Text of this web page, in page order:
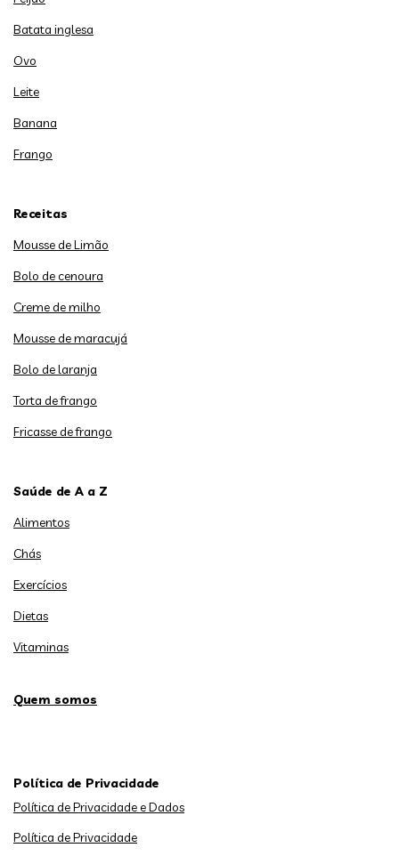
Batata inglesa
Ovo
Leite
Banana
Frango
Receitas
Mousse de Limão
Bolo de cenoura
Creme de milho
Mousse de maracujá
Bolo de laranja
Torta de frango
Fricasse de frango
Saúde de A a Z
Alimentos
Chás
Exercícios
Dietas
Vitaminas
Quem somos
Política de Privacidade
Política de Privacidade e Dados
Política de Privacidade